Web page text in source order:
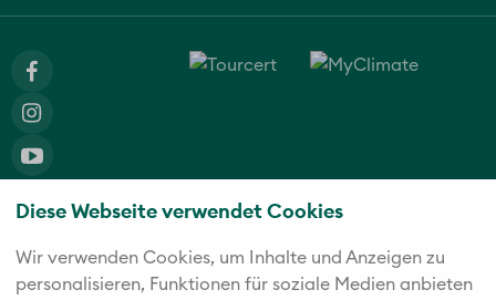
Diese Webseite verwendet Cookies
Wir verwenden Cookies, um Inhalte und Anzeigen zu
personalisieren, Funktionen für soziale Medien anbieten
Die fünf starken Marken der Twerenbold Reisen Gruppe